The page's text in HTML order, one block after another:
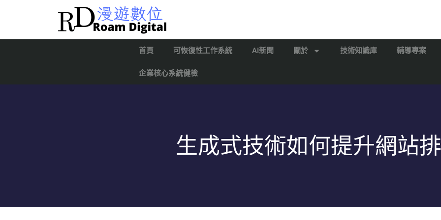
首頁 可恢復性工作系統 AI新聞 關於 技術知識庫 輔導專案
企業核心系統健檢
生成式技術如何提升網站